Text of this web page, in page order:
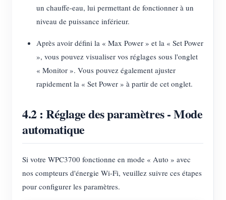
un chauffe-eau, lui permettant de fonctionner à un
niveau de puissance inférieur.
Après avoir défini la « Max Power » et la « Set Power
», vous pouvez visualiser vos réglages sous l'onglet
« Monitor ». Vous pouvez également ajuster
rapidement la « Set Power » à partir de cet onglet.
4.2 : Réglage des paramètres - Mode
automatique
Si votre WPC3700 fonctionne en mode « Auto » avec
nos compteurs d'énergie Wi-Fi, veuillez suivre ces étapes
pour configurer les paramètres.